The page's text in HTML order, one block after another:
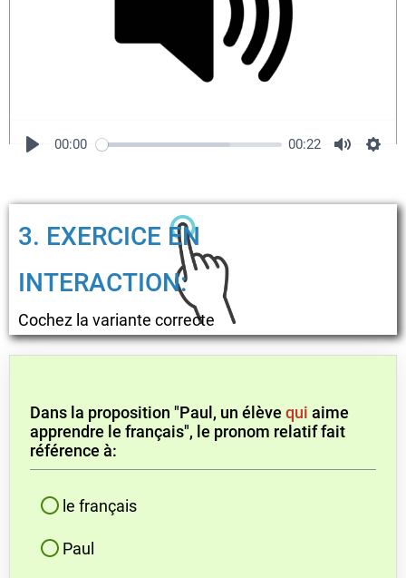
00:00 00:22
3. EXERCICE EN
INTERACTION:
Cochez la variante correcte
Dans la proposition "Paul, un élève qui aime
apprendre le français", le pronom relatif fait
référence à:
le français
Paul